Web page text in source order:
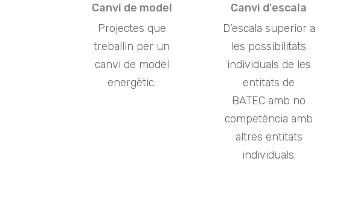
Canvi de model
Projectes que
treballin per un
canvi de model
energètic.
Canvi d'escala
D’escala superior a
les possibilitats
individuals de les
entitats de
BATEC amb no
competència amb
altres entitats
individuals.